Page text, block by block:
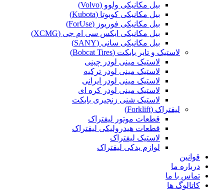
بیل مکانیکی ولوو (Volvo)
بیل مکانیکی کوبوتا (Kubota)
بیل مکانیکی فوریوز (ForUse)
بیل مکانیکی ایکس سی ام جی (XCMG)
بیل مکانیکی سانی (SANY)
لاستیک و تایر بابکت (Bobcat Tires)
لاستیک مینی لودر چینی
لاستیک مینی لودر ترکیه
لاستیک مینی لودر ایرانی
لاستیک مینی لودر کره ای
لاستیک شنی زنجیری بابکت
لیفتراک (Forklift)
قطعات موتور لیفتراک
قطعات هیدرولیکی لیفتراک
لاستیک لیفتراک
لوازم یدکی لیفتراک
قوانین
درباره ما
تماس با ما
کاتالوگ ها